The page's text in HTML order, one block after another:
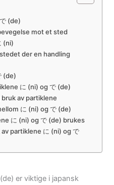
(de)
mot et sted
(ni)
der en handling
(de)
に (ni) og で (de)
av partiklene
に (ni) og で (de)
に (ni) og で (de) brukes
partiklene に (ni) og で
er viktige i japansk